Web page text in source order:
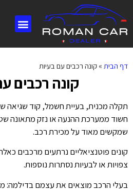
דף הבית » קונה רכבים עם בעיות
קונה רכבים
תקלה מכנית, בעיית חשמל, קוד שגיאה
חשוד ממערכת ההנעה או נזק מתאונה
שמקשים מאוד על מכירת רכב.
קונים פוטנציאליים נרתעים מרכבים
צפויות או לבעיות נסתרות נוספות.
בעלי הרכב מוצאים את עצמם בדילמה: